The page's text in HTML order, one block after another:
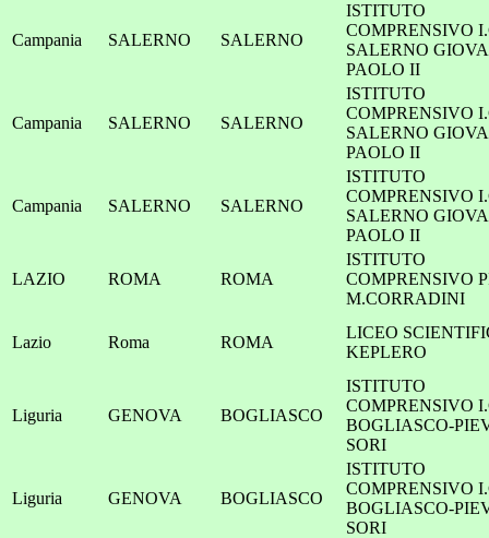
Campania SALERNO SALERNO
ISTITUTO
COMPRENSIVO
SALERNO
PAOLO II
Campania SALERNO SALERNO
ISTITUTO
COMPRENSIVO
SALERNO
PAOLO II
Campania SALERNO SALERNO
ISTITUTO
COMPRENSIVO
SALERNO
PAOLO II
LAZIO ROMA ROMA
ISTITUTO
COMPRENSIVO
M.CORRADINI
Lazio Roma ROMA
LICEO
KEPLERO
Liguria GENOVA BOGLIASCO
ISTITUTO
COMPRENSIVO
BOGLIASCO-
SORI
Liguria GENOVA BOGLIASCO
ISTITUTO
COMPRENSIVO
BOGLIASCO-
SORI